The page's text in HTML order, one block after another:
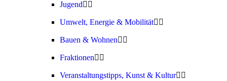
Jugend
Umwelt, Energie & Mobilität
Bauen & Wohnen
Fraktionen
Veranstaltungstipps, Kunst & Kultur